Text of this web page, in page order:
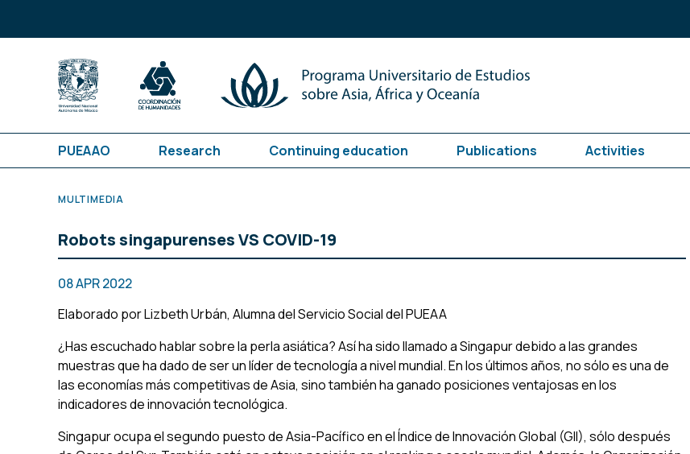
PUEAAO Research Continuing education Publications Activities
MULTIMEDIA
Robots singapurenses VS COVID-19
08 APR 2022
Elaborado por Lizbeth Urbán, Alumna del Servicio Social del PUEAA
¿Has escuchado hablar sobre la perla asiática? Así ha sido llamado a Singapur debido a las grandes
muestras que ha dado de ser un líder de tecnología a nivel mundial. En los últimos años, no sólo es una de
las economías más competitivas de Asia, sino también ha ganado posiciones ventajosas en los
indicadores de innovación tecnológica.
Singapur ocupa el segundo puesto de Asia-Pacífico en el Índice de Innovación Global (GII), sólo después